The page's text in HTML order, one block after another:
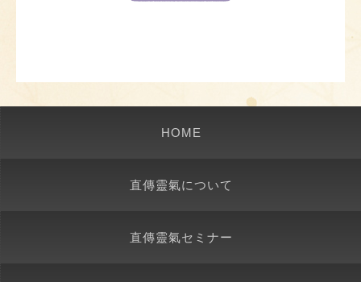
HOME
直傳靈氣について
直傳靈氣セミナー